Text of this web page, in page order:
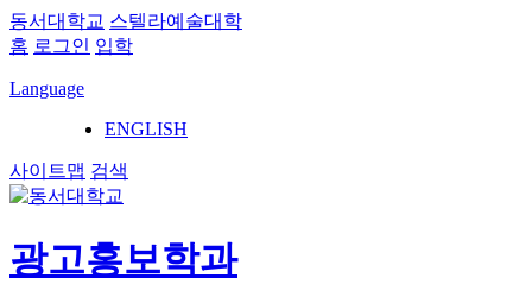
동서대학교 스텔라예술대학
홈 로그인 입학
Language
ENGLISH
사이트맵 검색
광고홍보학과